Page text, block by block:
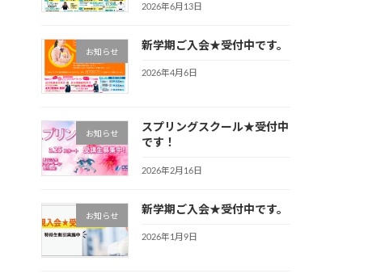
2026年6月13日
お知らせ
新学期ご入会★受付中です。
2026年4月6日
お知らせ
スプリングスクール★受付中
です！
2026年2月16日
お知らせ
新学期ご入会★受付中です。
2026年1月9日